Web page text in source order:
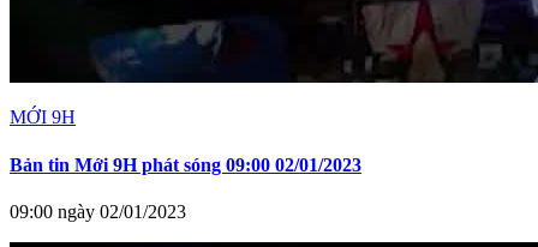
MỚI 9H
Bản tin Mới 9H phát sóng 09:00 02/01/2023
09:00 ngày 02/01/2023